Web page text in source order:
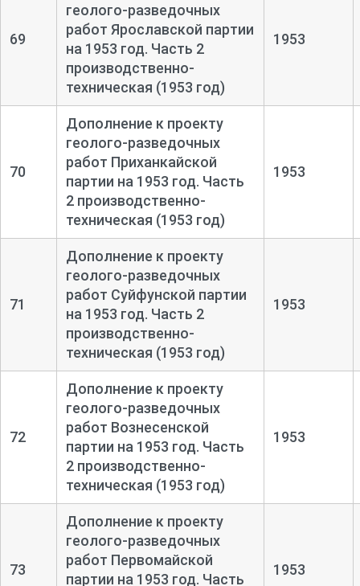
69
геолого-разведочных
работ Ярославской партии
на 1953 год. Часть 2
производственно-
техническая (1953 год)
1953
70
Дополнение к проекту
геолого-разведочных
работ Приханкайской
партии на 1953 год. Часть
2 производственно-
техническая (1953 год)
1953
71
Дополнение к проекту
геолого-разведочных
работ Суйфунской партии
на 1953 год. Часть 2
производственно-
техническая (1953 год)
1953
72
Дополнение к проекту
геолого-разведочных
работ Вознесенской
партии на 1953 год. Часть
2 производственно-
техническая (1953 год)
1953
73
Дополнение к проекту
геолого-разведочных
работ Первомайской
партии на 1953 год. Часть
1953